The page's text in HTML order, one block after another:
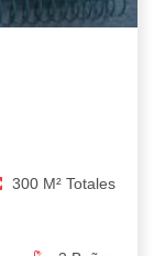
300 M² Totales